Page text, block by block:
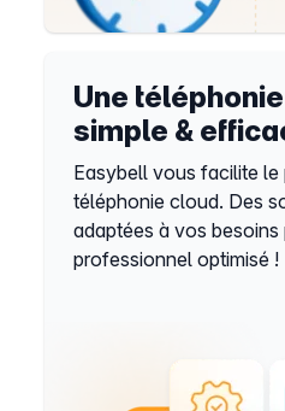
Une
simple &
Easybell vous facilite le
téléphonie cloud. Des
adaptées à vos
professionnel optimisé !